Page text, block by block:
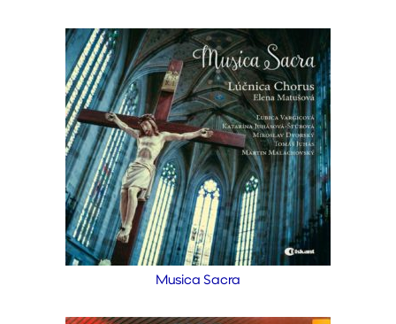
Musica Sacra